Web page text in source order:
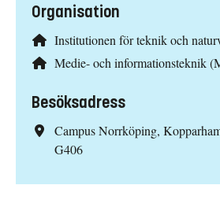
Organisation
Institutionen för teknik och
Medie- och informationsteknik
Besöksadress
Campus Norrköping,
G406